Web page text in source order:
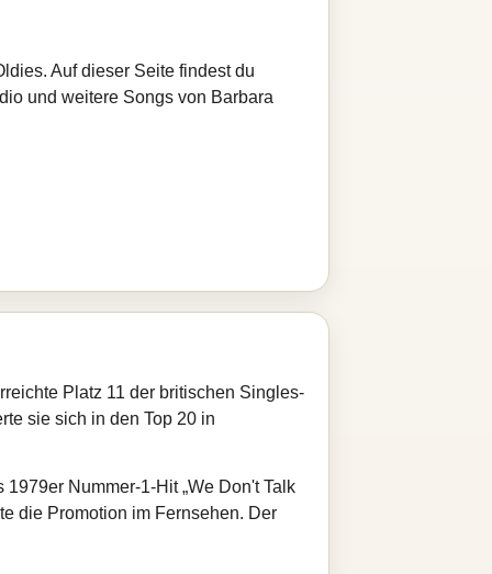
Auf dieser Seite findest du
und weitere Songs von Barbara
Platz 11 der britischen Singles-
sie sich in den Top 20 in
Nummer-1-Hit „We Don't Talk
die Promotion im Fernsehen. Der